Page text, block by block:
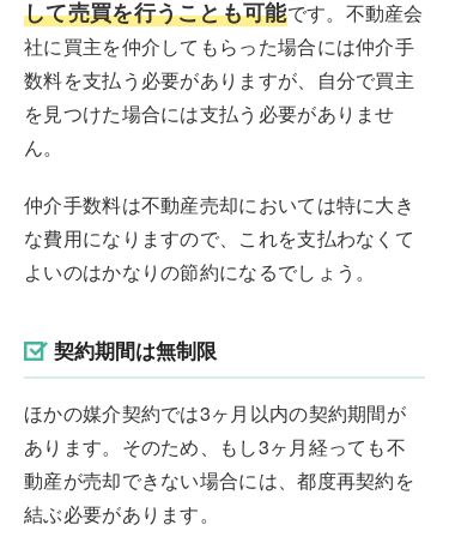
して売買を行うことも可能です。不動産会
社に買主を仲介してもらった場合には仲介手
数料を支払う必要がありますが、自分で買主
を見つけた場合には支払う必要がありませ
ん。
仲介手数料は不動産売却においては特に大き
な費用になりますので、これを支払わなくて
よいのはかなりの節約になるでしょう。
契約期間は無制限
ほかの媒介契約では3ヶ月以内の契約期間が
あります。そのため、もし3ヶ月経っても不
動産が売却できない場合には、都度再契約を
結ぶ必要があります。